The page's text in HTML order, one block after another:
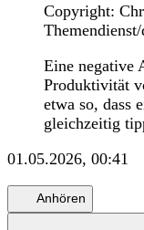
Copyright:
Eine negative
Produktivität
etwa so, dass
gleichzeitig
01.05.2026, 00:41
Anhören